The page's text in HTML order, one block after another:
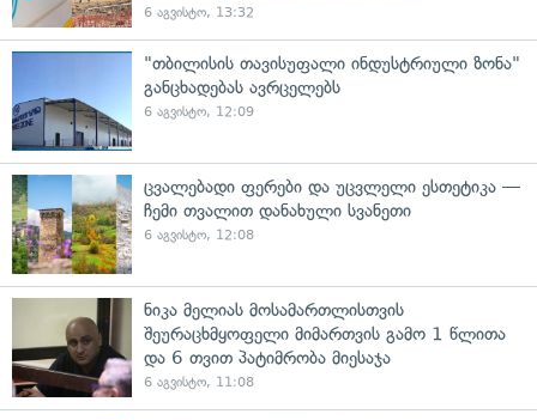
6 აგვისტო, 13:32
"თბილისის თავისუფალი ინდუსტრიული ზონა"
განცხადებას ავრცელებს
6 აგვისტო, 12:09
ცვალებადი ფერები და უცვლელი ესთეტიკა —
ჩემი თვალით დანახული სვანეთი
6 აგვისტო, 12:08
ნიკა მელიას მოსამართლისთვის
შეურაცხმყოფელი მიმართვის გამო 1 წლითა
და 6 თვით პატიმრობა მიესაჯა
6 აგვისტო, 11:08